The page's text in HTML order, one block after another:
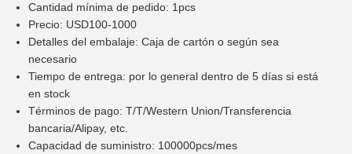
Cantidad mínima de pedido: 1pcs
Precio: USD100-1000
Detalles del embalaje: Caja de cartón o según sea
necesario
Tiempo de entrega: por lo general dentro de 5 días si está
en stock
Términos de pago: T/T/Western Union/Transferencia
bancaria/Alipay, etc.
Capacidad de suministro: 100000pcs/mes